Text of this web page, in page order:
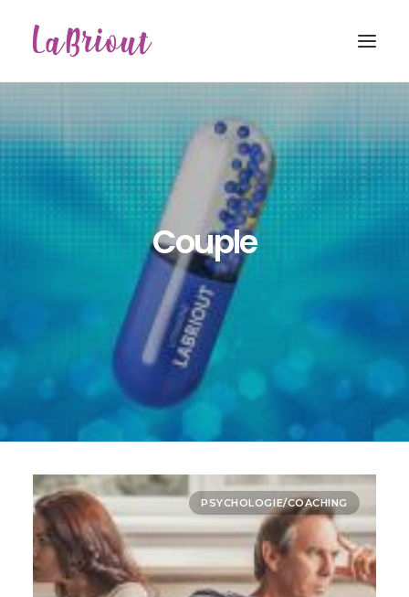
Recherche
Couple
PSYCHOLOGIE/COACHING